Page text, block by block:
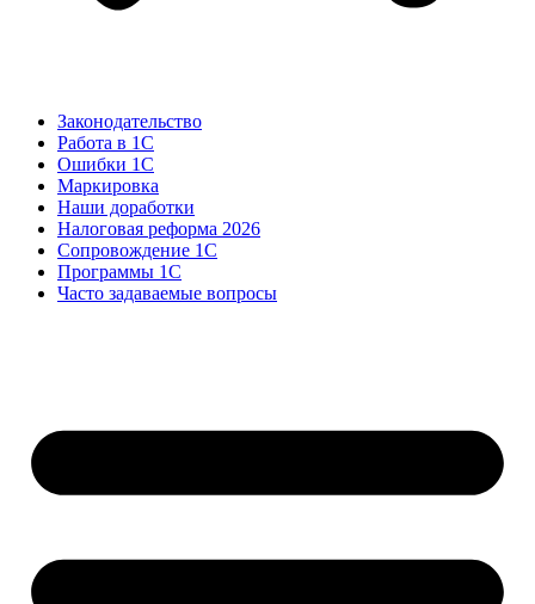
Законодательство
Работа в 1С
Ошибки 1С
Маркировка
Наши доработки
Налоговая реформа 2026
Сопровождение 1С
Программы 1С
Часто задаваемые вопросы